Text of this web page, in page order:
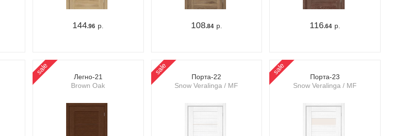
144.96 р. 108.84 р. 116.64 р.
sale
Легно-21
Brown Oak
sale
Порта-22
Snow Veralinga / MF
sale
Порта-23
Snow Veralinga / MF